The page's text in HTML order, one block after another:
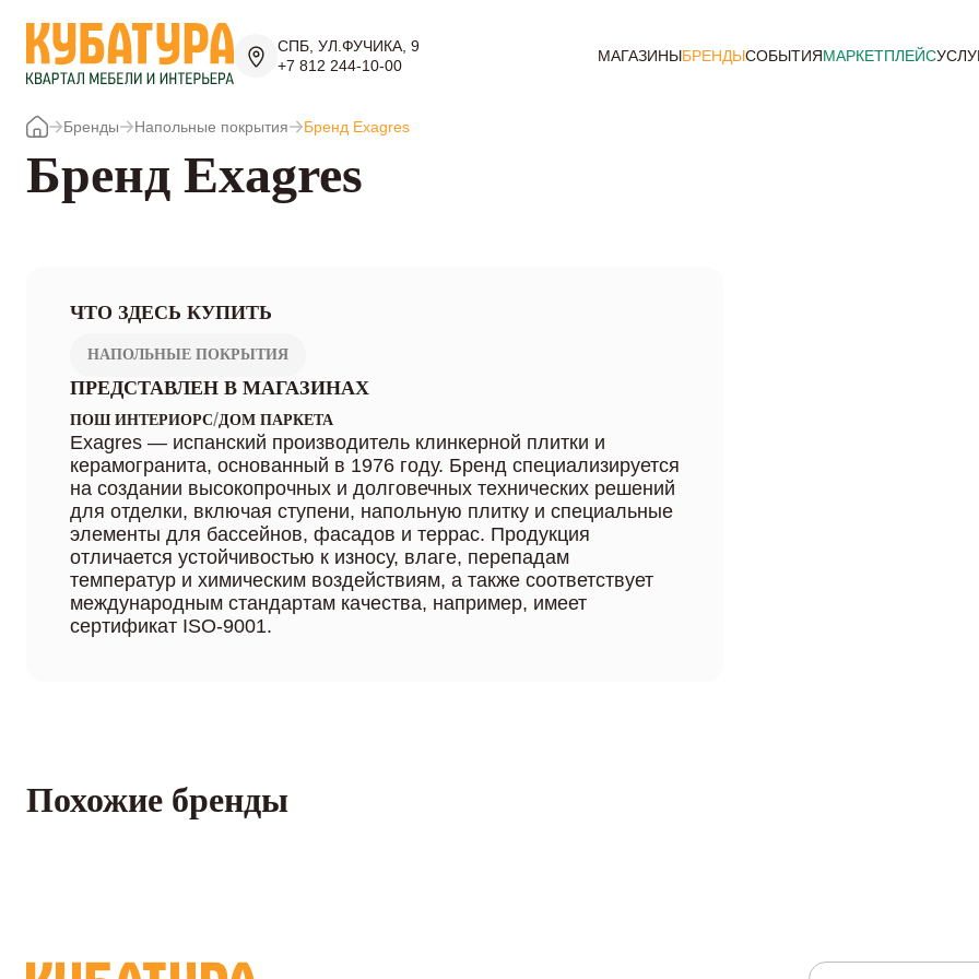
СПБ, УЛ.ФУЧИКА, 9
+7 812 244-10-00
МАГАЗИНЫБРЕНДЫСОБЫТИЯМАРКЕТПЛЕЙС
Бренды Напольные покрытия Бренд Exagres
Бренд Exagres
ЧТО ЗДЕСЬ КУПИТЬ
НАПОЛЬНЫЕ ПОКРЫТИЯ
ПРЕДСТАВЛЕН В МАГАЗИНАХ
ПОШ ИНТЕРИОРС/ДОМ ПАРКЕТА
Exagres — испанский производитель клинкерной плитки и
керамогранита, основанный в 1976 году. Бренд специализируется
на создании высокопрочных и долговечных технических решений
для отделки, включая ступени, напольную плитку и специальные
элементы для бассейнов, фасадов и террас. Продукция
отличается устойчивостью к износу, влаге, перепадам
температур и химическим воздействиям, а также соответствует
международным стандартам качества, например, имеет
сертификат ISO-9001.
Похожие бренды